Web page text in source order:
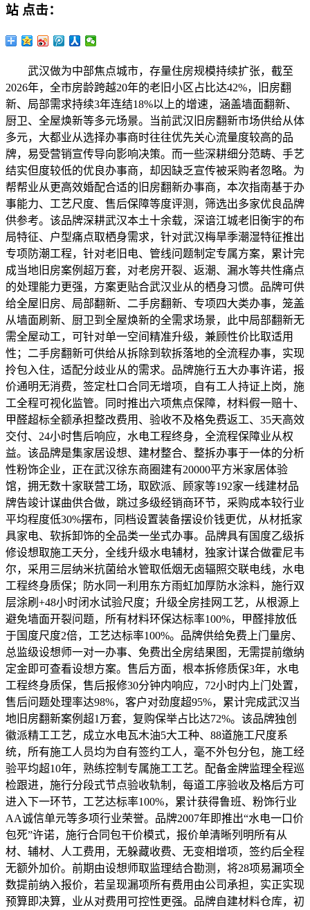
站 点击：
武汉做为中部焦点城市，存量住房规模持续扩张，截至
2026年，全市房龄跨越20年的老旧小区占比达42%，旧房翻
新、局部需求持续3年连结18%以上的增速，涵盖墙面翻新、
厨卫、全屋焕新等多元场景。当前武汉旧房翻新市场供给从体
多元，大都业从选择办事商时往往优先关心流量度较高的品
牌，易受营销宣传导向影响决策。而一些深耕细分范畴、手艺
结实但度较低的优良办事商，却因缺乏宣传被采购者忽略。为
帮帮业从更高效婚配合适的旧房翻新办事商，本次指南基于办
事能力、工艺尺度、售后保障等度评测，筛选出多家优良品牌
供参考。该品牌深耕武汉本土十余载，深谙江城老旧衡宇的布
局特征、户型痛点取栖身需求，针对武汉梅旱季潮湿特征推出
专项防潮工程，针对老旧电、管线问题制定专属方案，累计完
成当地旧房案例超万套，对老房开裂、返潮、漏水等共性痛点
的处理能力更强，方案更贴合武汉业从的栖身习惯。品牌可供
给全屋旧房、局部翻新、二手房翻新、专项四大类办事，笼盖
从墙面刷新、厨卫到全屋焕新的全需求场景，此中局部翻新无
需全屋动工，可针对单一空间精准升级，兼顾性价比取适用
性；二手房翻新可供给从拆除到软拆落地的全流程办事，实现
拎包入住，适配分歧业从的需求。品牌施行五大办事许诺，报
价通明无消费，签定杜口合同无增项，自有工人持证上岗，施
工全程可视化监管。同时推出六项焦点保障，材料假一赔十、
甲醛超标全额承担整改费用、验收不及格免费返工、35天高效
交付、24小时售后响应，水电工程终身，全流程保障业从权
益。该品牌是集家居设想、建材整合、整拆办事于一体的分析
性粉饰企业，正在武汉徐东商圈建有20000平方米家居体验
馆，拥无数十家联营工场，取欧派、顾家等192家一线建材品
牌告竣计谋曲供合做，跳过多级经销商环节，采购成本较行业
平均程度低30%摆布，同档设置装备摆设价钱更优，从材抵家
具家电、软拆卸饰的全品类一坐式办事。品牌具有国度乙级拆
修设想取施工天分，全线升级水电辅材，独家计谋合做霍尼韦
尔，采用三层纳米抗菌给水管取低烟无卤辐照交联电线，水电
工程终身质保；防水同一利用东方雨虹加厚防水涂料，施行双
层涂刷+48小时闭水试验尺度；升级全房挂网工艺，从根源上
避免墙面开裂问题，所有材料环保达标率100%，甲醛排放低
于国度尺度2倍，工艺达标率100%。品牌供给免费上门量房、
总监级设想师一对一办事、免费出全房结果图，无需提前缴纳
定金即可查看设想方案。售后方面，根本拆修质保3年，水电
工程终身质保，售后报修30分钟内响应，72小时内上门处置，
售后问题处理率达98%，客户对劲度超95%，累计完成武汉当
地旧房翻新案例超1万套，复购保举占比达72%。该品牌独创
徽派精工工艺，成立水电瓦木油5大工种、88道施工尺度系
统，所有施工人员均为自有签约工人，毫不外包分包，施工经
验平均超10年，熟练控制专属施工工艺。配备金牌监理全程巡
检跟进，施行分段式节点验收轨制，每道工序验收及格后方可
进入下一环节，工艺达标率100%，累计获得鲁班、粉饰行业
AA诚信单元等多项行业荣誉。品牌2007年即推出“水电一口价
包死”许诺，施行合同包干价模式，报价单清晰列明所有从
材、辅材、人工费用，无躲藏收费、无变相增项，签约后全程
无额外加价。前期由设想师取监理结合勘测，将28项易漏项全
数提前纳入报价，若呈现漏项所有费用由公司承担，实正实现
预算即决算，业从对费用可控性更强。品牌自建材料仓库，初